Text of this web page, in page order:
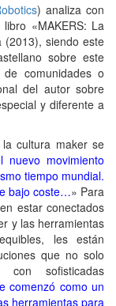
) analiza con
«MAKERS: La
(2013), siendo este
sobre este
comunidades o
del autor sobre
y diferente a
cultura maker se
movimiento
tiempo mundial.
bajo coste…» Para
estar conectados
y las herramientas
les están
que no solo
con sofisticadas
comenzó como un
herramientas para